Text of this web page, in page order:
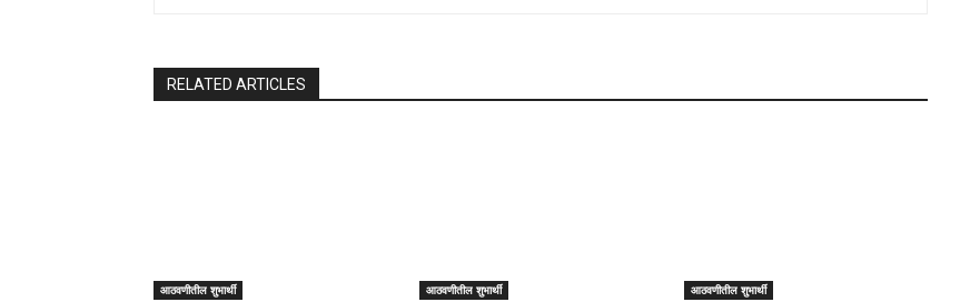
RELATED ARTICLES
आठवणीतील शुभार्थी आठवणीतील शुभार्थी आठवणीतील शुभार्थी